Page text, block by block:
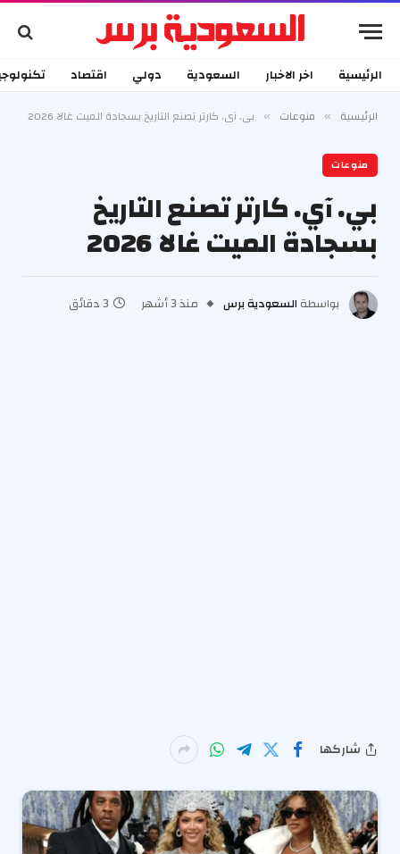
الرئيسية اخر الاخبار السعودية دولي اقتصاد
الرئيسية » منوعات » بي. آي. كارتر تصنع التاريخ بسجادة الميت غالا 2026
منوعات
بي. آي. كارتر تصنع التاريخ
بسجادة الميت غالا 2026
بواسطة السعودية برس منذ 3 أشهر 3 دقائق
شاركها